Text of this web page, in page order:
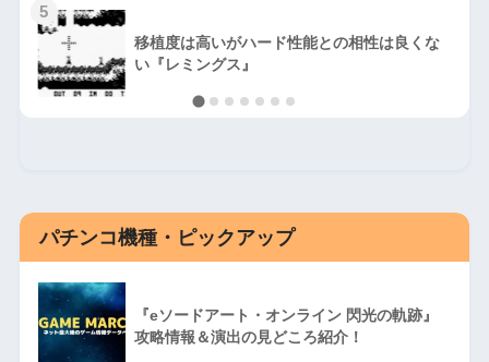
5
移植度は高いがハード性能との相性は良くな
い『レミングス』
パチンコ機種・ピックアップ
『eソードアート・オンライン 閃光の軌跡』
攻略情報＆演出の見どころ紹介！